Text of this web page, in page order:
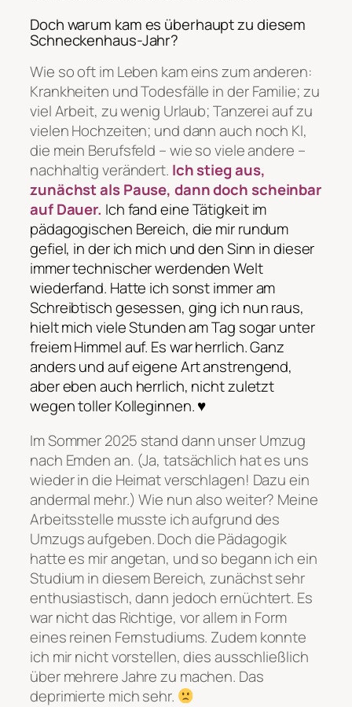
Doch warum kam es überhaupt zu diesem
Schneckenhaus-Jahr?
Wie so oft im Leben kam eins zum anderen:
Krankheiten und Todesfälle in der Familie; zu
viel Arbeit, zu wenig Urlaub; Tanzerei auf zu
vielen Hochzeiten; und dann auch noch KI,
die mein Berufsfeld – wie so viele andere –
nachhaltig verändert. Ich stieg aus,
zunächst als Pause, dann doch scheinbar
auf Dauer. Ich fand eine Tätigkeit im
pädagogischen Bereich, die mir rundum
gefiel, in der ich mich und den Sinn in dieser
immer technischer werdenden Welt
wiederfand. Hatte ich sonst immer am
Schreibtisch gesessen, ging ich nun raus,
hielt mich viele Stunden am Tag sogar unter
freiem Himmel auf. Es war herrlich. Ganz
anders und auf eigene Art anstrengend,
aber eben auch herrlich, nicht zuletzt
wegen toller Kolleginnen. ♥
Im Sommer 2025 stand dann unser Umzug
nach Emden an. (Ja, tatsächlich hat es uns
wieder in die Heimat verschlagen! Dazu ein
andermal mehr.) Wie nun also weiter? Meine
Arbeitsstelle musste ich aufgrund des
Umzugs aufgeben. Doch die Pädagogik
hatte es mir angetan, und so begann ich ein
Studium in diesem Bereich, zunächst sehr
enthusiastisch, dann jedoch ernüchtert. Es
war nicht das Richtige, vor allem in Form
eines reinen Fernstudiums. Zudem konnte
ich mir nicht vorstellen, dies ausschließlich
über mehrere Jahre zu machen. Das
deprimierte mich sehr.